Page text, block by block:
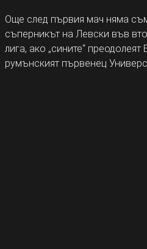
Още след първия мач няма
съперникът на Левски във
лига, ако „сините“
румънският първенец